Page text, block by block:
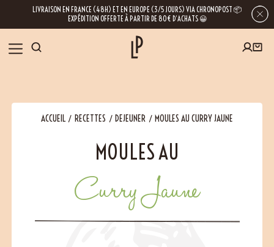
LIVRAISON EN FRANCE (48H) ET EN EUROPE (3/5 JOURS) VIA CHRONOPOST 📦
EXPÉDITION OFFERTE À PARTIR DE 80€ D’ACHATS 😀
NOS ÉPICES
NOUS RENDRE VISITE
ACCUEIL RECETTES DEJEUNER MOULES AU CURRY JAUNE
MOULES AU
Curry Jaune
désinscrire est possible à tout moment.